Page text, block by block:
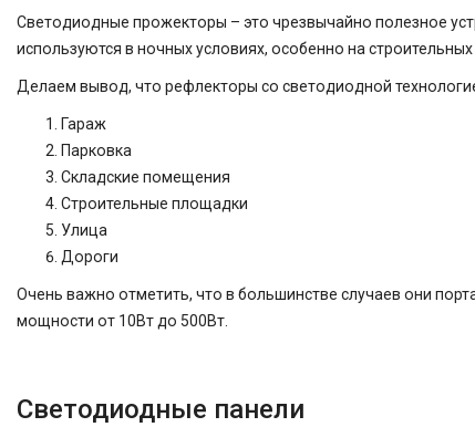
Светодиодные прожекторы – это чрезвычайно полезное
используются в ночных условиях, особенно на
Делаем вывод, что рефлекторы со светодиодной
Гараж
Парковка
Складские помещения
Строительные площадки
Улица
Дороги
Очень важно отметить, что в большинстве случаев они
мощности от 10Вт до 500Вт.
Светодиодные панели